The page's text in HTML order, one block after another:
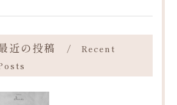
近の投稿
Recent